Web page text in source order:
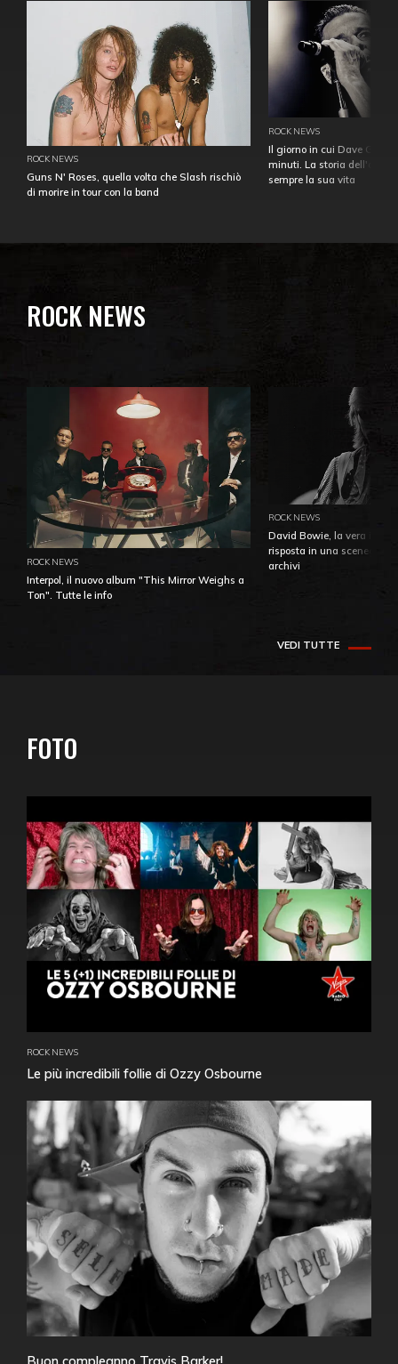
ROCK NEWS
Guns N' Roses, quella volta che Slash rischiò
di morire in tour con la band
ROCK NEWS
Il giorno in cui Dave
minuti. La storia
sempre la sua vita
ROCK NEWS
ROCK NEWS
Interpol, il nuovo album "This Mirror Weighs a
Ton". Tutte le info
ROCK NEWS
David Bowie, la vera
risposta in una
archivi
VEDI TUTTE
FOTO
ROCK NEWS
Le più incredibili follie di Ozzy Osbourne